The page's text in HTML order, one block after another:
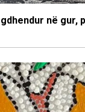
në gur,